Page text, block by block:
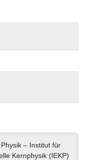
– Institut für
Kernphysik (IEKP)